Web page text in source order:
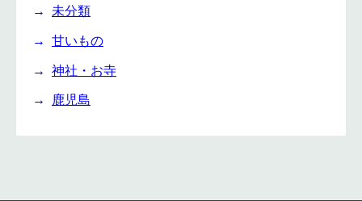
未分類
甘いもの
神社・お寺
鹿児島